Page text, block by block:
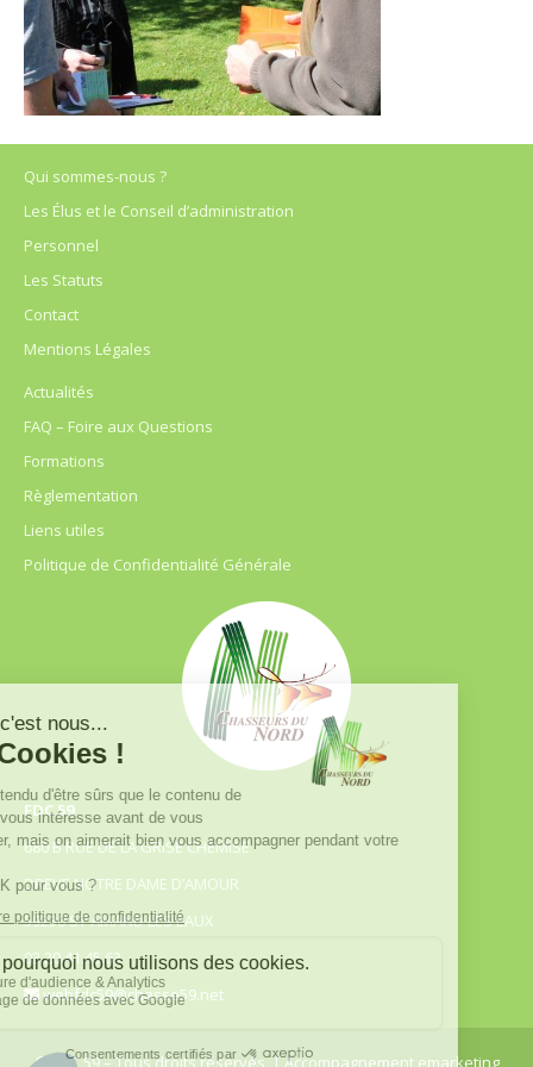
Qui sommes-nous ?
Les Élus et le Conseil d’administration
Personnel
Les Statuts
Contact
Mentions Légales
Actualités
FAQ – Foire aux Questions
Formations
Règlementation
Liens utiles
Politique de Confidentialité Générale
FDC 59
680 B RUE DE LA GRISE CHEMISE
DREVE NOTRE DAME D’AMOUR
59230 ST AMAND LES EAUX
03.20.41.45.63
webfdc59@chasse59.net
© FDC 59 – Tous droits réservés| Accompagnement emarketing